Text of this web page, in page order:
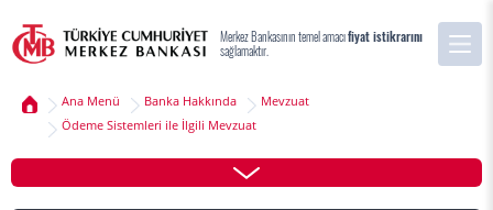
Merkez Bankasının temel amacıfiyat istikrarını
sağlamaktır.
Ana Menü Banka Hakkında
Mevzuat
Ödeme Sistemleri ile İlgili Mevzuat